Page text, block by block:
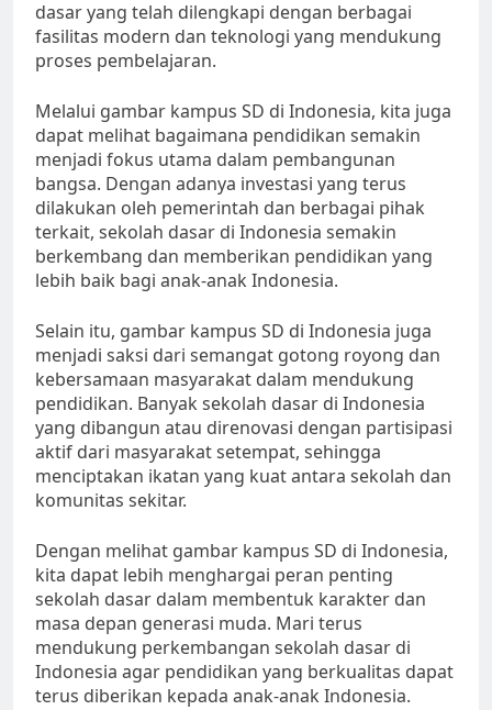
dasar yang telah dilengkapi dengan berbagai
fasilitas modern dan teknologi yang mendukung
proses pembelajaran.
Melalui gambar kampus SD di Indonesia, kita juga
dapat melihat bagaimana pendidikan semakin
menjadi fokus utama dalam pembangunan
bangsa. Dengan adanya investasi yang terus
dilakukan oleh pemerintah dan berbagai pihak
terkait, sekolah dasar di Indonesia semakin
berkembang dan memberikan pendidikan yang
lebih baik bagi anak-anak Indonesia.
Selain itu, gambar kampus SD di Indonesia juga
menjadi saksi dari semangat gotong royong dan
kebersamaan masyarakat dalam mendukung
pendidikan. Banyak sekolah dasar di Indonesia
yang dibangun atau direnovasi dengan partisipasi
aktif dari masyarakat setempat, sehingga
menciptakan ikatan yang kuat antara sekolah dan
komunitas sekitar.
Dengan melihat gambar kampus SD di Indonesia,
kita dapat lebih menghargai peran penting
sekolah dasar dalam membentuk karakter dan
masa depan generasi muda. Mari terus
mendukung perkembangan sekolah dasar di
Indonesia agar pendidikan yang berkualitas dapat
terus diberikan kepada anak-anak Indonesia.